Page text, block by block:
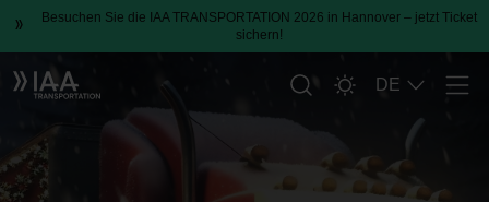
Besuchen Sie die IAA TRANSPORTATION 2026 in Hannover – jetzt Ticket
sichern!
DE